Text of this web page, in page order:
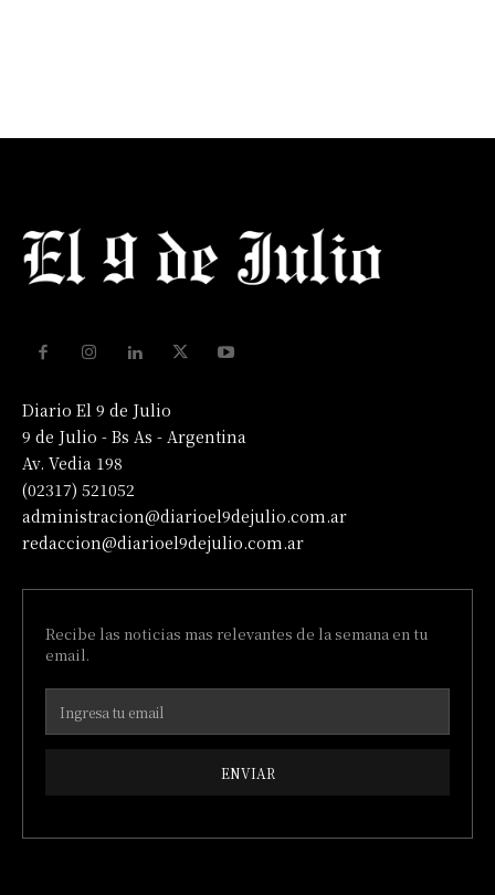
Diario El 9 de Julio
9 de Julio - Bs As - Argentina
Av. Vedia 198
(02317) 521052
administracion@diarioel9dejulio.com.ar
redaccion@diarioel9dejulio.com.ar
Recibe las noticias mas relevantes de la semana en tu
email.
ENVIAR